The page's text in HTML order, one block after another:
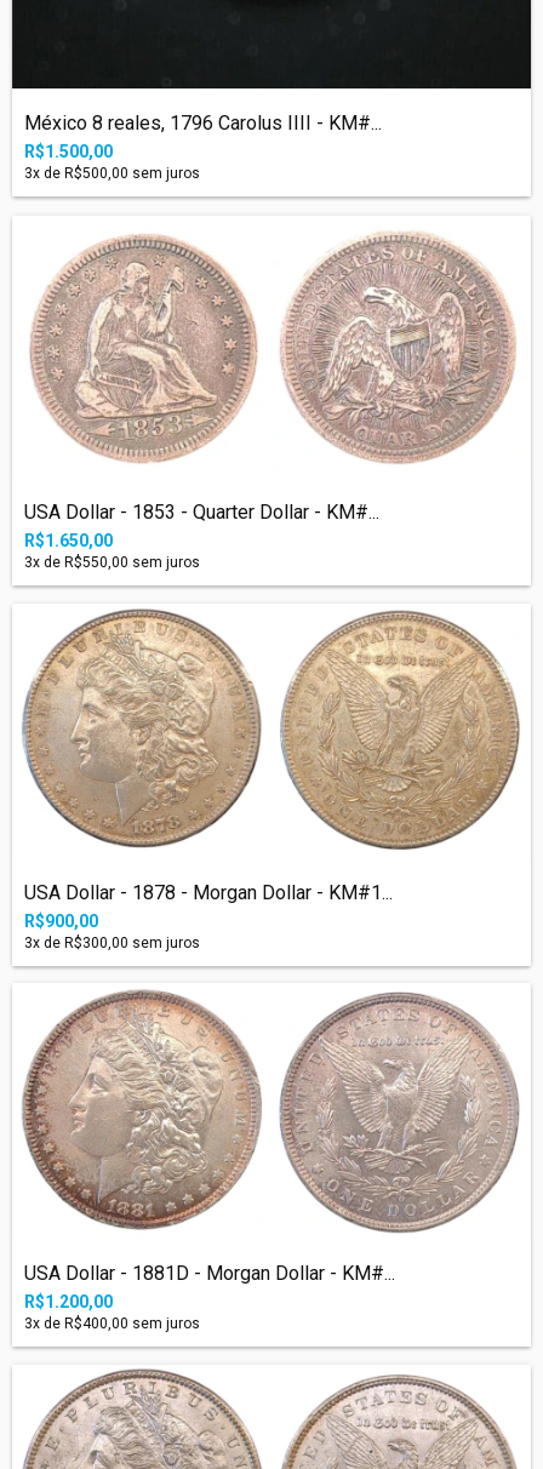
México 8 reales, 1796 Carolus IIII - KM#...
R$1.500,00
3x de R$500,00 sem juros
USA Dollar - 1853 - Quarter Dollar - KM#...
R$1.650,00
3x de R$550,00 sem juros
USA Dollar - 1878 - Morgan Dollar - KM#1...
R$900,00
3x de R$300,00 sem juros
USA Dollar - 1881D - Morgan Dollar - KM#...
R$1.200,00
3x de R$400,00 sem juros